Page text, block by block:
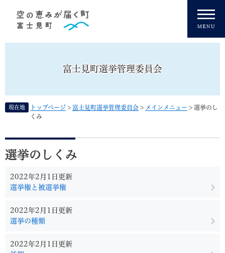
富士見町選挙管理委員会
現在地 トップページ > 富士見町選挙管理委員会 > メインメニュー > 選挙のし
くみ
本
文
選挙のしくみ
2022年2月1日更新
選挙権と被選挙権
2022年2月1日更新
選挙の種類
2022年2月1日更新